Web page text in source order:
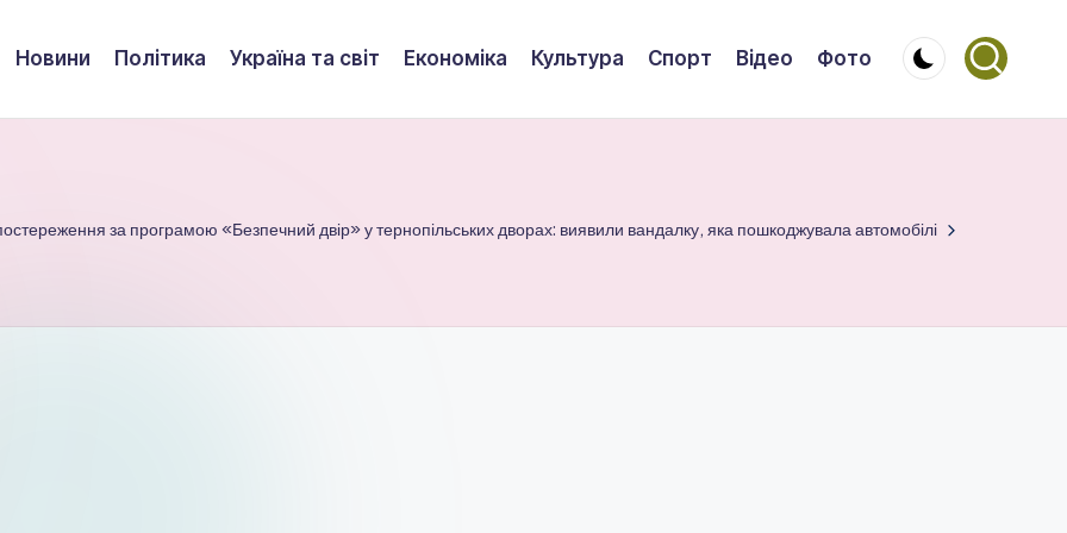
Новини Політика Україна та світ Економіка Культура Спорт Відео Фото
за програмою «Безпечний двір» у тернопільських дворах: виявили вандалку, яка пошкоджувала автомобілі